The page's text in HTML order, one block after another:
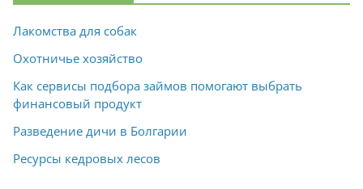
Лакомства для собак
Охотничье хозяйство
Как сервисы подбора займов помогают выбрать
финансовый продукт
Разведение дичи в Болгарии
Ресурсы кедровых лесов